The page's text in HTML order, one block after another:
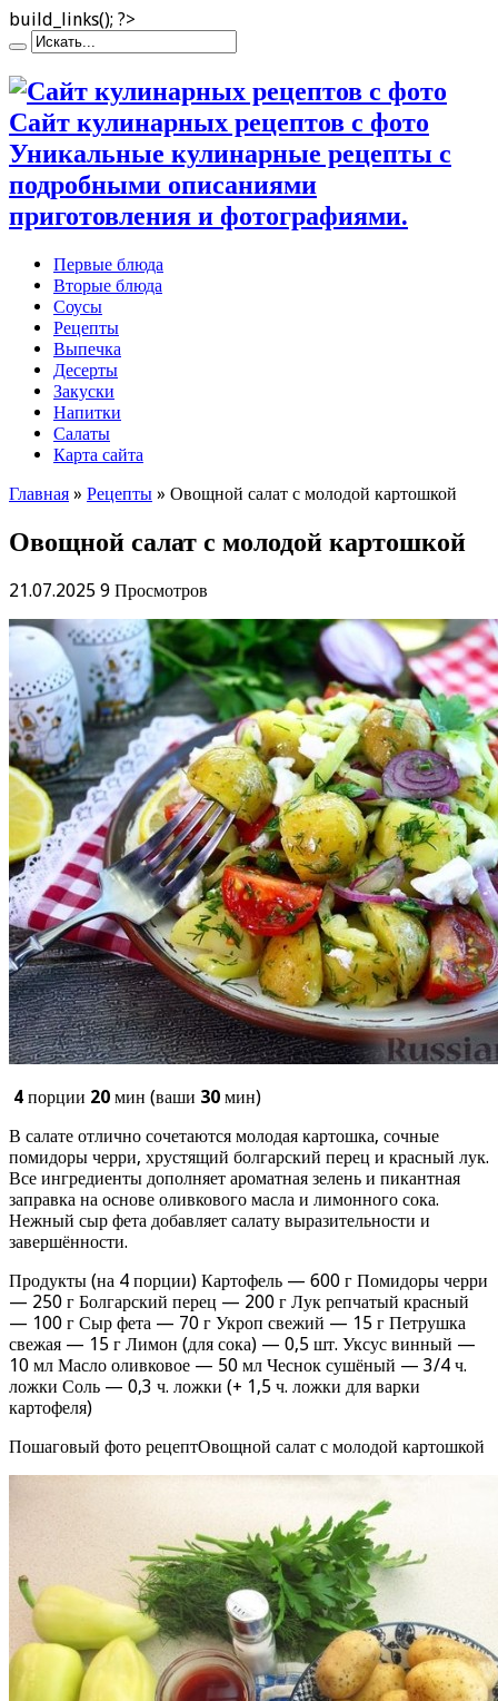
build_links(); ?>
Сайт кулинарных рецептов с фото
Уникальные кулинарные рецепты с
подробными описаниями
приготовления и фотографиями.
Первые блюда
Вторые блюда
Соусы
Рецепты
Выпечка
Десерты
Закуски
Напитки
Салаты
Карта сайта
Главная » Рецепты » Овощной салат с молодой картошкой
Овощной салат с молодой картошкой
21.07.2025 9 Просмотров
4 порции 20 мин (ваши 30 мин)
В салате отлично сочетаются молодая картошка, сочные
помидоры черри, хрустящий болгарский перец и красный лук.
Все ингредиенты дополняет ароматная зелень и пикантная
заправка на основе оливкового масла и лимонного сока.
Нежный сыр фета добавляет салату выразительности и
завершённости.
Продукты (на 4 порции) Картофель — 600 г Помидоры черри
— 250 г Болгарский перец — 200 г Лук репчатый красный
— 100 г Сыр фета — 70 г Укроп свежий — 15 г Петрушка
свежая — 15 г Лимон (для сока) — 0,5 шт. Уксус винный —
10 мл Масло оливковое — 50 мл Чеснок сушёный — 3/4 ч.
ложки Соль — 0,3 ч. ложки (+ 1,5 ч. ложки для варки
картофеля)
Пошаговый фото рецептОвощной салат с молодой картошкой